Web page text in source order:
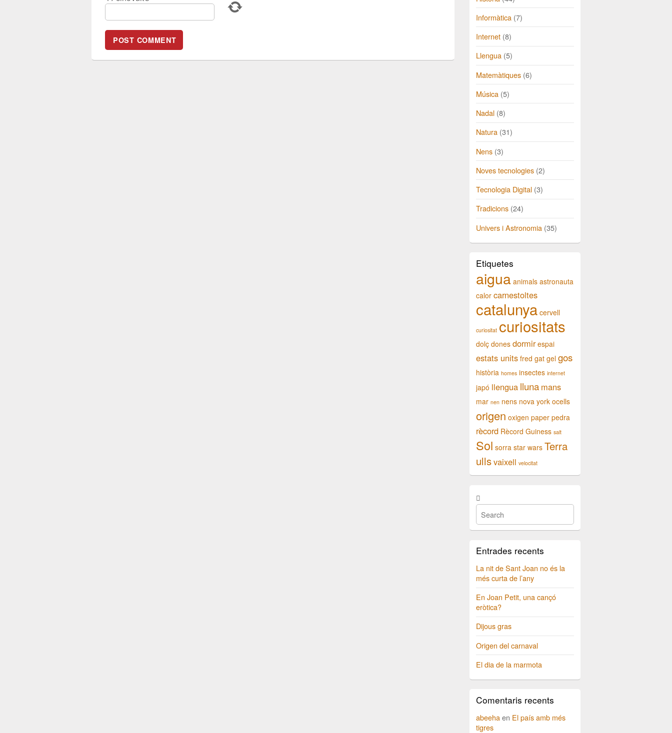
Informàtica(7)
Internet(8)
Llengua(5)
Matemàtiques(6)
Música(5)
Nadal(8)
Natura(31)
Nens(3)
Noves tecnologies(2)
Tecnologia Digital(3)
Tradicions(24)
Univers i Astronomia(35)
Etiquetes
aigua animals astronauta
calor carnestoltes
catalunya cervell
curiositat curiositats
dolç dones dormir espai
estats units fred gat gel gos
història homes insectes internet
japó llengua lluna mans
mar nen nens nova york ocells
origen oxigen paper pedra
rècord Rècord Guiness salt
Sol sorra star wars Terra
ullsvaixell velocitat
Entrades recents
La nit de Sant Joan no és la
més curta de l’any
En Joan Petit, una cançó
eròtica?
Dijous gras
Origen del carnaval
El dia de la marmota
Comentaris recents
abeehaen El país amb més
tigres